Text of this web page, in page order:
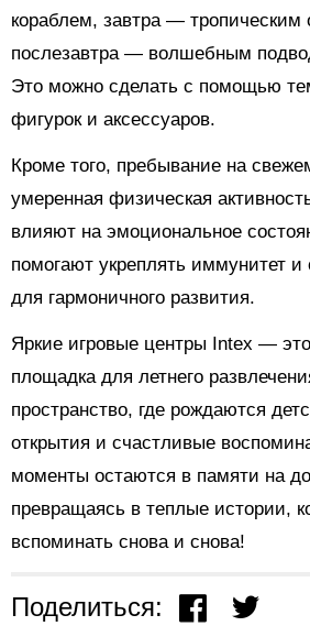
кораблем, завтра — тропическим
послезавтра — волшебным
Это можно сделать с помощью
фигурок и аксессуаров.
Кроме того, пребывание на
умеренная физическая
влияют на эмоциональное
помогают укреплять иммунитет и
для гармоничного развития.
Яркие игровые центры Intex —
площадка для летнего
пространство, где рождаются
открытия и счастливые
моменты остаются в памяти на
превращаясь в теплые истории,
вспоминать снова и снова!
Поделиться: